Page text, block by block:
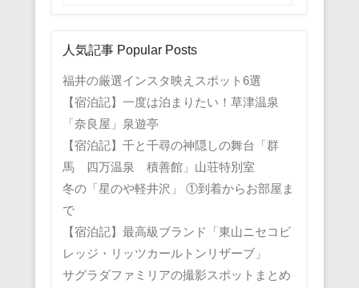
人気記事 Popular Posts
福井の厳選インスタ映えスポット6選
【宿泊記】一度は泊まりたい！草津温泉
「奈良屋」泉遊亭
【宿泊記】千と千尋の神隠しの舞台「群
馬 四万温泉 積善館」山荘特別室
冬の「星のや軽井沢」 ①到着からお部屋ま
で
【宿泊記】最高級ブランド「東山ニセコビ
レッジ・リッツカールトンリザーブ」
サグラダファミリアの撮影スポットまとめ